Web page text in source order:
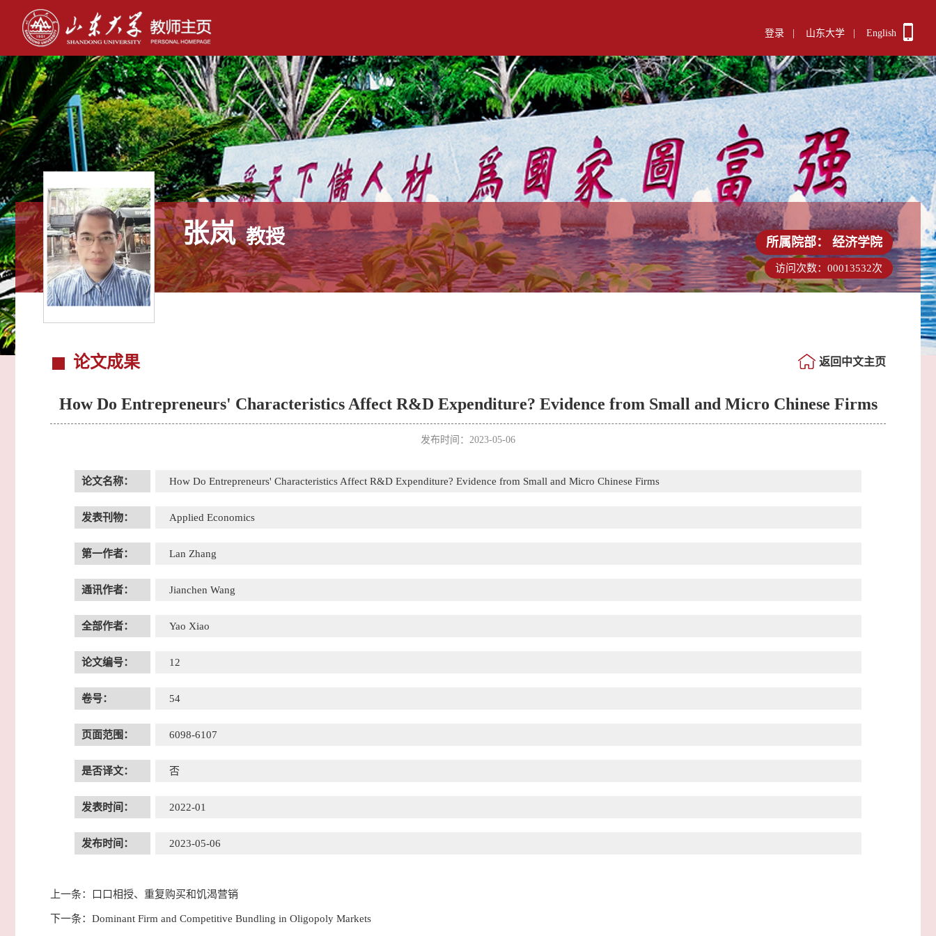
登录 山东大学 English
张岚 教授 所属院部： 经济学院
访问次数： 00013532次
论文成果 返回中文主页
How Do Entrepreneurs' Characteristics Affect R&D Expenditure? Evidence from Small and Micro Chinese Firms
发布时间：2023-05-06
论文名称： How Do Entrepreneurs' Characteristics Affect R&D Expenditure? Evidence from Small and Micro Chinese Firms
发表刊物： Applied Economics
第一作者： Lan Zhang
通讯作者： Jianchen Wang
全部作者： Yao Xiao
论文编号： 12
卷号： 54
页面范围： 6098-6107
是否译文： 否
发表时间： 2022-01
发布时间： 2023-05-06
上一条： 口口相授、重复购买和饥渴营销
下一条： Dominant Firm and Competitive Bundling in Oligopoly Markets